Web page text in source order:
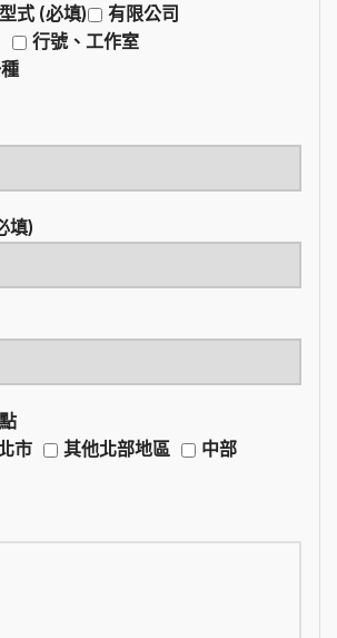
式 (必填)
有限公司
行號、工作室
填)
市 其他北部地區
中部